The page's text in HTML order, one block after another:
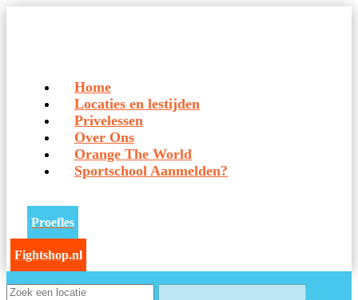
Home
Locaties en lestijden
Privelessen
Over Ons
Orange The World
Sportschool Aanmelden?
Proefles
Fightshop.nl